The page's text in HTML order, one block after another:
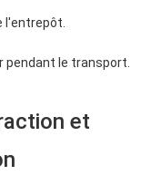
l'entrepôt.
pendant le transport.
et